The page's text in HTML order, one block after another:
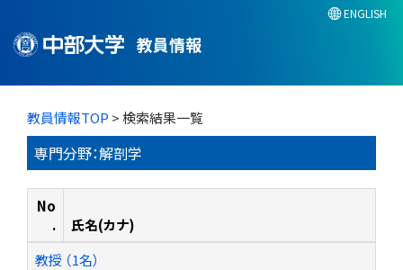
教員情報
ENGLISH
教員情報TOP > 検索結果一覧
専門分野：解剖学
No
.
氏名(カナ)
教授 （1名）